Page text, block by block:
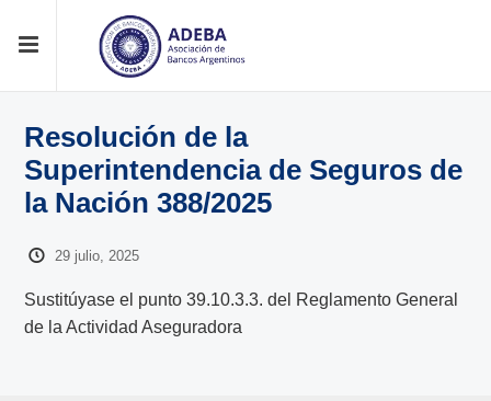
Resolución de la
Superintendencia de Seguros de
la Nación 388/2025
29 julio, 2025
Sustitúyase el punto 39.10.3.3. del Reglamento General
de la Actividad Aseguradora